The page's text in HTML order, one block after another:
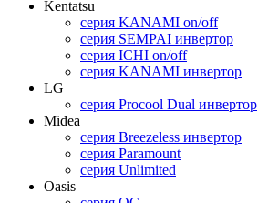
Kentatsu
серия KANAMI on/off
серия SEMPAI инвертор
серия ICHI on/off
серия KANAMI инвертор
LG
серия Procool Dual инвертор
Midea
серия Breezeless инвертор
cерия Paramount
серия Unlimited
Oasis